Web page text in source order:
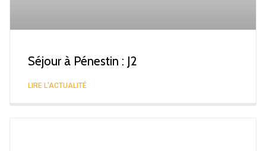
Séjour à Pénestin : J2
LIRE L'ACTUALITÉ